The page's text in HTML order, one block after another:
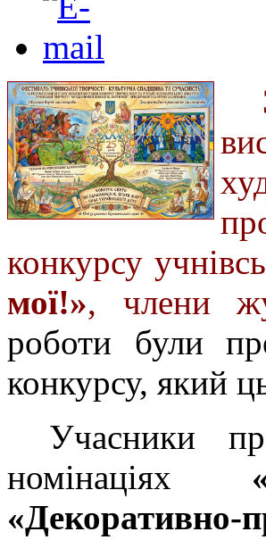
конкурсу
мої!», члени
роботи були
конкурсу, який
Учасники
номінаціях
«Декоративно-